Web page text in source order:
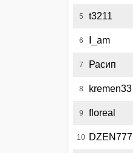
5 t3211
6 I_am
7 Расип
8 kremen33
9 floreal
10 DZEN777